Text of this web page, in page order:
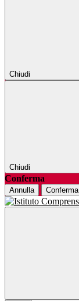
Chiudi
Chiudi
Conferma
Annulla Conferma